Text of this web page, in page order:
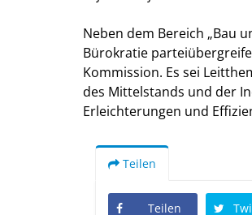
Neben dem Bereich „Bau
Bürokratie
Kommission. Es sei
des Mittelstands und der
Erleichterungen und
Teilen
Teilen